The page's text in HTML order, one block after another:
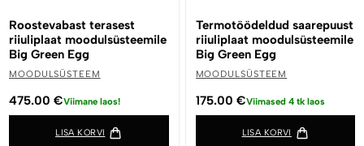
Roostevabast terasest
riiuliplaat moodulsüsteemile
Big Green Egg
MOODULSÜSTEEM
475.00 €Viimane laos!
LISA KORVI
Termotöödeldud saarepuust
riiuliplaat moodulsüsteemile
Big Green Egg
MOODULSÜSTEEM
175.00 €Viimased 4 tk laos
LISA KORVI